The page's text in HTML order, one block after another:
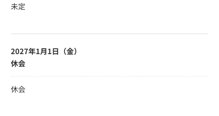
未定
2027年1月1日（金）
休会
休会